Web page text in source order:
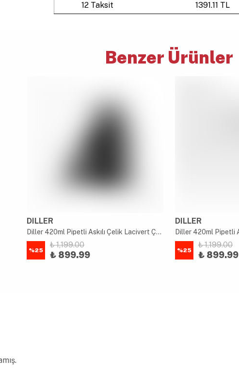
12 Taksit
1391.11 TL
Benzer Ürünler
DILLER
Diller 420ml Pipetli Askılı Çelik Lacivert Çocuk Termos Matara 6 Saat Sıcak/soğuk Tutma Süresi
%25
₺ 1,199.00
₺ 899.99
DILLER
%25
₺ 1,199.00
₺ 899.99